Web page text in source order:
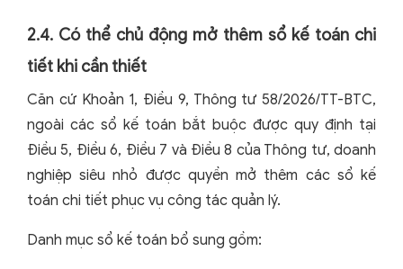
2.4. Có thể chủ động mở thêm sổ kế toán chi
tiết khi cần thiết
Căn cứ Khoản 1, Điều 9, Thông tư 58/2026/TT-BTC,
ngoài các sổ kế toán bắt buộc được quy định tại
Điều 5, Điều 6, Điều 7 và Điều 8 của Thông tư, doanh
nghiệp siêu nhỏ được quyền mở thêm các sổ kế
toán chi tiết phục vụ công tác quản lý.
Danh mục sổ kế toán bổ sung gồm: